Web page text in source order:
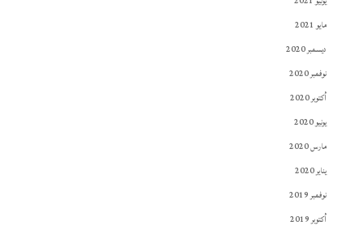
مايو 2021
ديسمبر 2020
نوفمبر 2020
أكتوبر 2020
يونيو 2020
مارس 2020
يناير 2020
نوفمبر 2019
أكتوبر 2019